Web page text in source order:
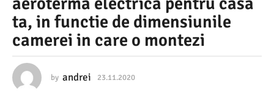
.
1
1
2
ta, in functie de dimensiunile
camerei in care o montezi
by andrei 23.11.2020